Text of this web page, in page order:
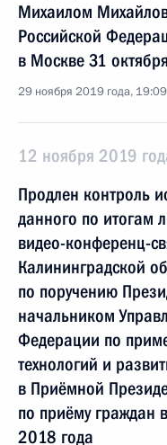
Михаилом
Российской
в Москве 31
29 ноября 2019 года, 19:09
12 ноября 2019
Продлен контроль
данного по итогам
видео-конференц-
Калининградской
по поручению
начальником
Федерации по
технологий и
в Приёмной
по приёму граждан
2018 года